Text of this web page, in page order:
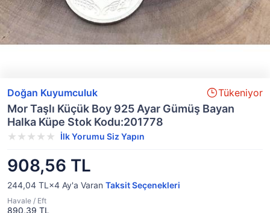
Doğan Kuyumculuk Tükeniyor
Mor Taşlı Küçük Boy 925 Ayar Gümüş Bayan
Halka Küpe Stok Kodu:201778
İlk Yorumu Siz Yapın
908,56 TL
244,04 TL×4 Ay'a Varan Taksit Seçenekleri
Havale / Eft
890,39 TL